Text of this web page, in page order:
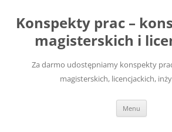
treści
Konspekty prac –
magisterskich i
Za darmo udostępniamy konspekty
magisterskich, licencjackich,
Menu